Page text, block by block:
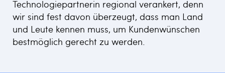
Technologiepartnerin regional verankert, denn
wir sind fest davon überzeugt, dass man Land
und Leute kennen muss, um Kundenwünschen
bestmöglich gerecht zu werden.